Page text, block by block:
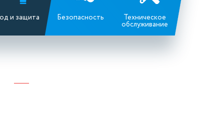
и защита Безопасность Техническое
обслуживание